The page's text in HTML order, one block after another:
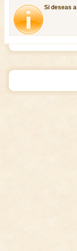
Si deseas